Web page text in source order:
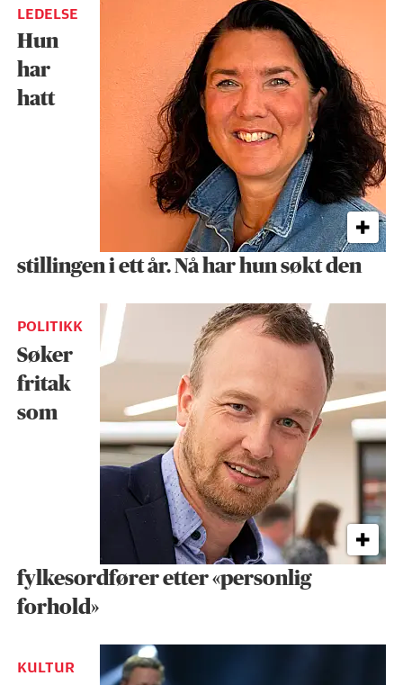
17. Tønsberg
18. Asker
LEDELSE
Hun
har
hatt
stillingen i ett år. Nå har hun søkt den
POLITIKK
Søker
fritak
som
fylkesordfører etter «personlig
forhold»
KULTUR